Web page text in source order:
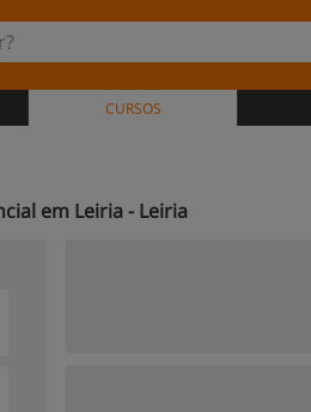
CURSOS
em Leiria - Leiria